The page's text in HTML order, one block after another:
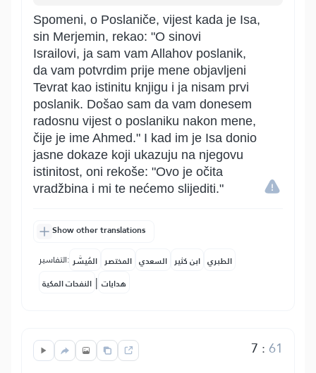
Spomeni, o Poslaniče, vijest kada je Isa,
sin Merjemin, rekao: "O sinovi
Israilovi, ja sam vam Allahov poslanik,
da vam potvrdim prije mene objavljeni
Tevrat kao istinitu knjigu i ja nisam prvi
poslanik. Došao sam da vam donesem
radosnu vijest o poslaniku nakon mene,
čije je ime Ahmed." I kad im je Isa donio
jasne dokaze koji ukazuju na njegovu
istinitost, oni rekoše: "Ovo je očita
vradžbina i mi te nećemo slijediti."
Show other translations
التفاسير: المُيسَّر المختصر السعدي ابن كثير الطبري
النفحات المكية | هدايات
7 :61